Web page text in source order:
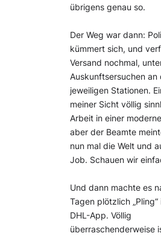
übrigens genau so.
Der Weg war dann:
kümmert sich, und
Versand nochmal,
Auskunftsersuchen an
jeweiligen Stationen.
meiner Sicht völlig
Arbeit in einer
aber der Beamte
nun mal die Welt und
Job. Schauen wir
Und dann machte es
Tagen plötzlich „Pling“
DHL-App. Völlig
überraschenderweise